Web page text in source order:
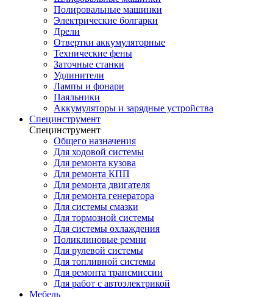
Полировальные машинки
Электрические болгарки
Дрели
Отвертки аккумуляторные
Технические фены
Заточные станки
Удлинители
Лампы и фонари
Паяльники
Аккумуляторы и зарядные устройства
Специнструмент
Специнструмент
Общего назначения
Для ходовой системы
Для ремонта кузова
Для ремонта КПП
Для ремонта двигателя
Для ремонта генератора
Для системы смазки
Для тормозной системы
Для системы охлаждения
Поликлиновые ремни
Для рулевой системы
Для топливной системы
Для ремонта трансмиссии
Для работ с автоэлектрикой
Мебель